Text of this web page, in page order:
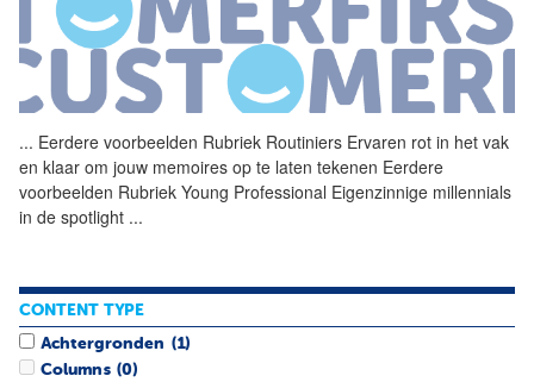
... Eerdere voorbeelden Rubriek Routiniers Ervaren rot in het vak
en klaar om jouw memoires op te laten tekenen Eerdere
voorbeelden Rubriek Young Professional Eigenzinnige millennials
in de spotlight ...
CONTENT TYPE
Achtergronden (1)
Columns (0)